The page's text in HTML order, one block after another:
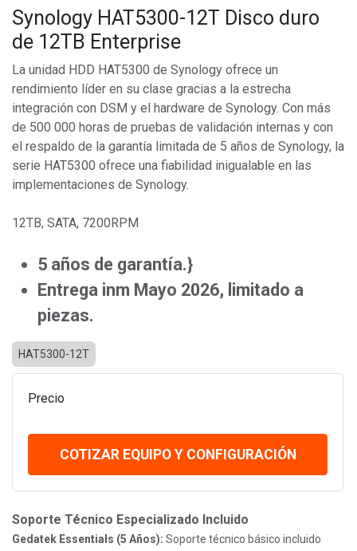
Synology HAT5300-12T Disco duro
de 12TB Enterprise
La unidad HDD HAT5300 de Synology ofrece un
rendimiento líder en su clase gracias a la estrecha
integración con DSM y el hardware de Synology. Con más
de 500 000 horas de pruebas de validación internas y con
el respaldo de la garantía limitada de 5 años de Synology, la
serie HAT5300 ofrece una fiabilidad inigualable en las
implementaciones de Synology.
12TB, SATA, 7200RPM
5 años de garantía.}
Entrega inm Mayo 2026, limitado a
piezas.
HAT5300-12T
Precio
COTIZAR EQUIPO Y CONFIGURACIÓN
Soporte Técnico Especializado Incluido
Gedatek Essentials (5 Años): Soporte técnico básico incluido